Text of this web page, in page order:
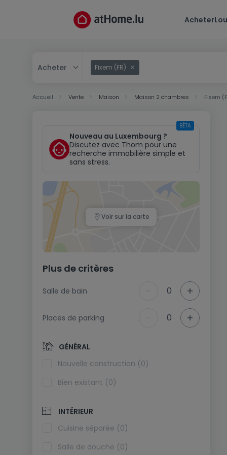
Acheter
Acheter Fixem (FR)
Accueil Vente Maison Maison 2 chambres Fixem
Nouveau au Luxembourg ?
Discutez avec Thom pour une
recherche immobilière simple et
sans stress.
BÊTA
Voir sur la carte
Plus de critères
Salle de bain 0 +
Places de parking 0 +
GÉNÉRAL
Nouvelle construction (0)
Bien existant (0)
INTÉRIEUR
Cuisine séparée (0)
Salle de douche (0)